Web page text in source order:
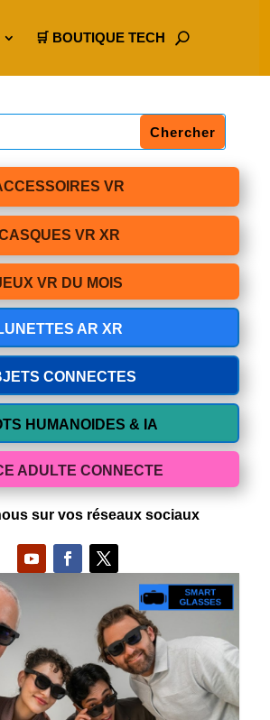
🛒 BOUTIQUE TECH
VR
VR XR
VR DU MOIS
AR XR
CONNECTES
HUMANOIDES & IA
ADULTE CONNECTE
sur vos réseaux sociaux